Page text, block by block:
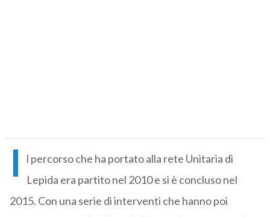
I
l percorso che ha portato alla rete Unitaria di
Lepida era partito nel 2010 e si è concluso nel
2015. Con una serie di interventi che hanno poi